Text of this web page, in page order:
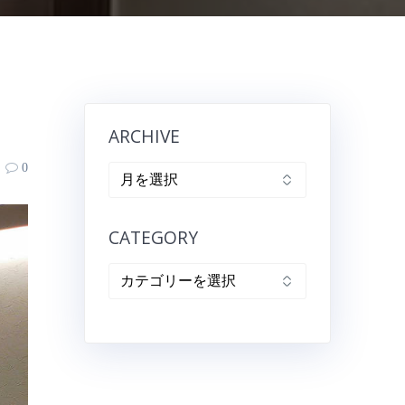
0
ARCHIVE
ARCHIVE
CATEGORY
CATEGORY